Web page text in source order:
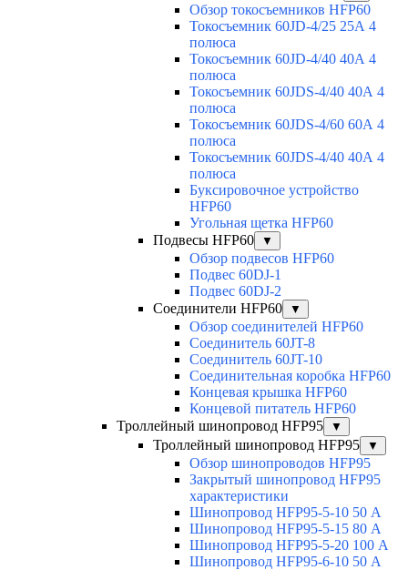
Обзор токосъемников HFP60
Токосъемник 60JD-4/25 25А 4
полюса
Токосъемник 60JD-4/40 40А 4
полюса
Токосъемник 60JDS-4/40 40А 4
полюса
Токосъемник 60JDS-4/60 60А 4
полюса
Токосъемник 60JDS-4/40 40А 4
полюса
Буксировочное устройство
HFP60
Угольная щетка HFP60
Подвесы HFP60
▼
Обзор подвесов HFP60
Подвес 60DJ-1
Подвес 60DJ-2
Соединители HFP60
▼
Обзор соединителей HFP60
Соединитель 60JT-8
Соединитель 60JT-10
Соединительная коробка HFP60
Концевая крышка HFP60
Концевой питатель HFP60
Троллейный шинопровод HFP95
▼
Троллейный шинопровод HFP95 ▼
Обзор шинопроводов HFP95
Закрытый шинопровод HFP95
характеристики
Шинопровод HFP95-5-10 50 А
Шинопровод HFP95-5-15 80 А
Шинопровод HFP95-5-20 100 А
Шинопровод HFP95-6-10 50 А